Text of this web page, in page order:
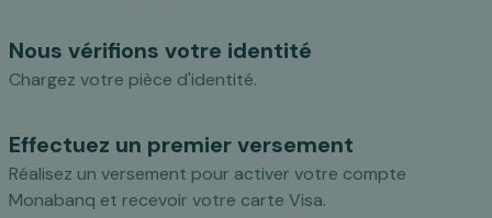
Nous vérifions votre identité
Chargez votre pièce d'identité.
Effectuez un premier versement
Réalisez un versement pour activer votre compte
Monabanq et recevoir votre carte Visa.